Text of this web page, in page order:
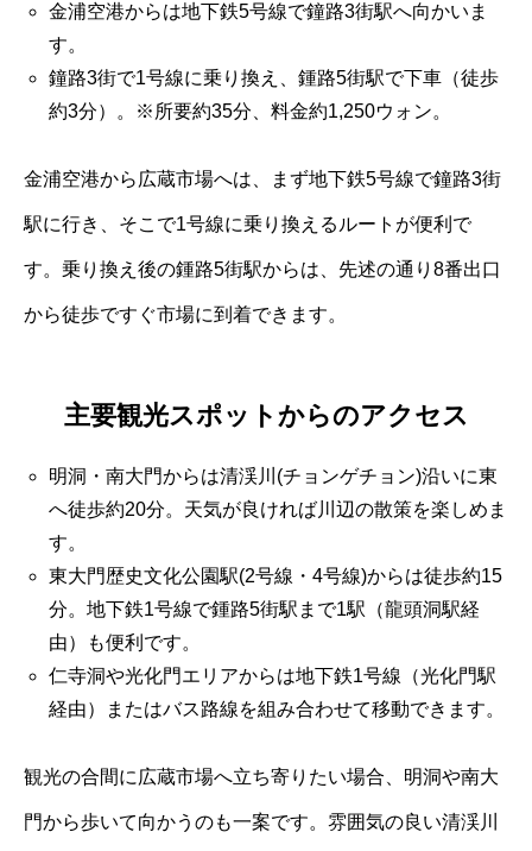
金浦空港からは地下鉄5号線で鐘路3街駅へ向かいま
す。
鐘路3街で1号線に乗り換え、鍾路5街駅で下車（徒歩
約3分）。※所要約35分、料金約1,250ウォン。
金浦空港から広蔵市場へは、まず地下鉄5号線で鐘路3街
駅に行き、そこで1号線に乗り換えるルートが便利で
す。乗り換え後の鍾路5街駅からは、先述の通り8番出口
から徒歩ですぐ市場に到着できます。
主要観光スポットからのアクセス
明洞・南大門からは清渓川(チョンゲチョン)沿いに東
へ徒歩約20分。天気が良ければ川辺の散策を楽しめま
す。
東大門歴史文化公園駅(2号線・4号線)からは徒歩約15
分。地下鉄1号線で鍾路5街駅まで1駅（龍頭洞駅経
由）も便利です。
仁寺洞や光化門エリアからは地下鉄1号線（光化門駅
経由）またはバス路線を組み合わせて移動できます。
観光の合間に広蔵市場へ立ち寄りたい場合、明洞や南大
門から歩いて向かうのも一案です。雰囲気の良い清渓川